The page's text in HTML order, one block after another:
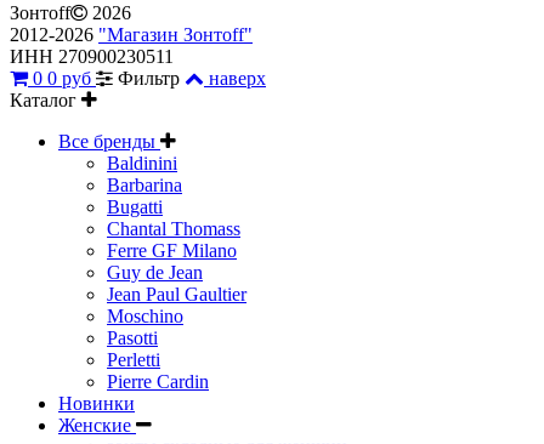
Зонтoff
2026
2012-2026 "Магазин Зонтoff"
ИНН 270900230511
0 0 руб Фильтр
наверх
Каталог
Все бренды
Baldinini
Barbarina
Bugatti
Chantal Thomass
Ferre GF Milano
Guy de Jean
Jean Paul Gaultier
Moschino
Pasotti
Perletti
Pierre Cardin
Новинки
Женские